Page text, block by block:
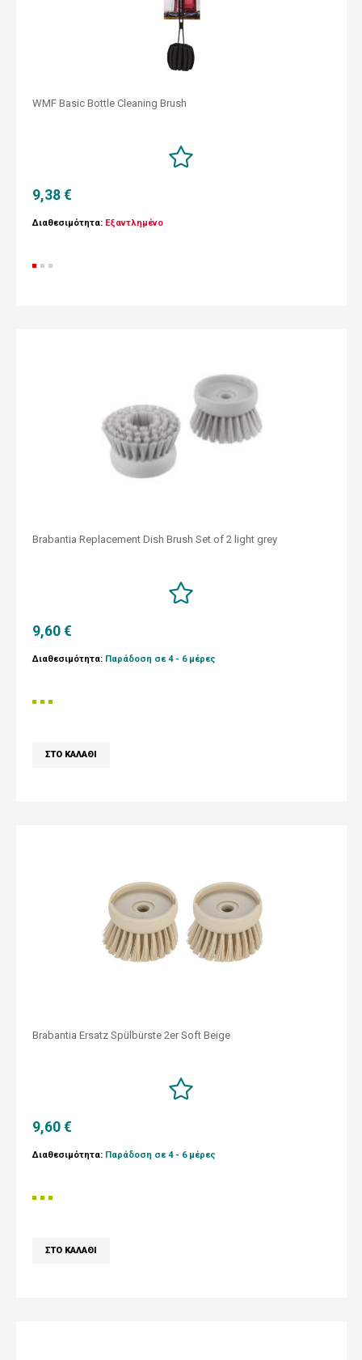
WMF Basic Bottle Cleaning Brush
9,38 €
Διαθεσιμότητα: Εξαντλημένο
Brabantia Replacement Dish Brush Set of 2 light grey
9,60 €
Διαθεσιμότητα: Παράδοση σε 4 - 6 μέρες
Brabantia Ersatz Spülbürste 2er Soft Beige
9,60 €
Διαθεσιμότητα: Παράδοση σε 4 - 6 μέρες